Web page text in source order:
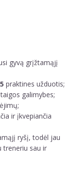
gyvą grįžtamąjį
praktines užduotis;
galimybes;
ir įkvepiančia
ryšį, todėl jau
treneriu sau ir